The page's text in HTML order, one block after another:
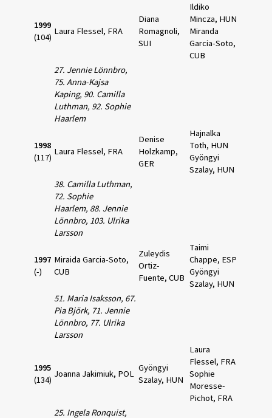
1999
(104) Laura Flessel, FRA
Diana
Romagnoli,
SUI
Ildiko
Mincza, HUN
Miranda
Garcia-Soto,
CUB
27. Jennie Lönnbro,
75. Anna-Kajsa
Kaping, 90. Camilla
Luthman, 92. Sophie
Haarlem
1998
(117) Laura Flessel, FRA
Denise
Holzkamp,
GER
Hajnalka
Toth, HUN
Gyöngyi
Szalay, HUN
38. Camilla Luthman,
72. Sophie
Haarlem, 88. Jennie
Lönnbro, 103. Ulrika
Larsson
1997
(-)
Miraida Garcia-Soto,
CUB
Zuleydis
Ortiz-
Fuente, CUB
Taimi
Chappe, ESP
Gyöngyi
Szalay, HUN
51. Maria Isaksson, 67.
Pia Björk, 71. Jennie
Lönnbro, 77. Ulrika
Larsson
1995
(134) Joanna Jakimiuk, POL Gyöngyi
Szalay, HUN
Laura
Flessel, FRA
Sophie
Moresse-
Pichot, FRA
25. Ingela Ronquist,